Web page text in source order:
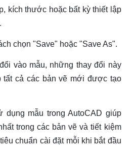
kích thước hoặc bất kỳ thiết lập
chọn "Save" hoặc "Save As".
vào mẫu, những thay đổi này
tất cả các bản vẽ mới được tạo
dụng mẫu trong AutoCAD giúp
trong các bản vẽ và tiết kiệm
chuẩn cài đặt mỗi khi bắt đầu